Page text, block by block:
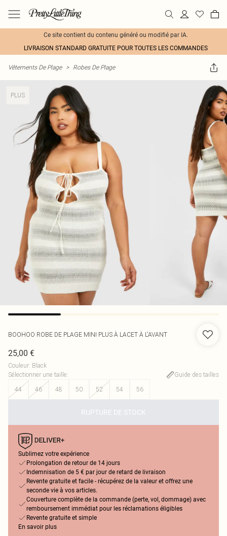
Ce site contient du contenu généré ou modifié par IA.
LIVRAISON STANDARD GRATUITE POUR TOUTES LES COMMANDES
Vêtements De Plage > Robes De Plage
PLUS
BOOHOO ROBE DE PLAGE MINI PLUS À LACET À L'AVANT
25,00 €
Couleur: Black
Sélectionner une taille:
Guide des tailles
44
46 48 50 52 54 56
RUPTURE DE STOCK
Sublimez votre expérience
Prolongation de retour de 14 jours
Indemnisation de 5 € par jour de retard de livraison
Revente gratuite et facile - récupérez de la valeur et offrez une
seconde vie à vos articles.
Couverture complète de la commande (perte, vol, dommage) avec
remboursement immédiat pour les réclamations éligibles
Revente gratuite et simple
En savoir plus